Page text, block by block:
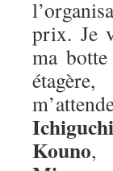
prix. Je
ma
Ichiguchi
Kouno